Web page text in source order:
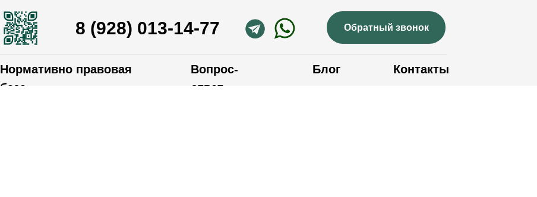
Контакты
Нормативно правовая
база
8 (928) 013-14-77 Обратный звонок
Блог
Вопрос-
ответ